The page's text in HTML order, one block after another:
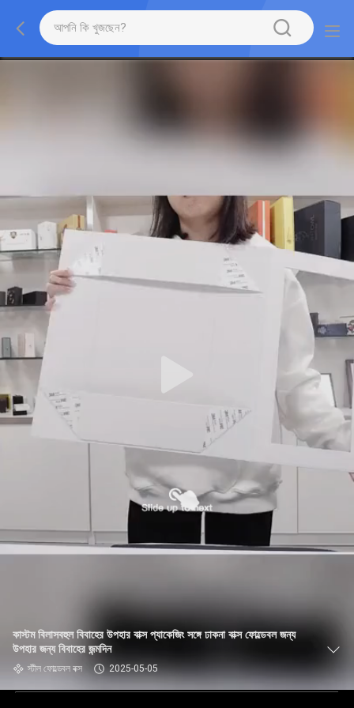
কাস্টম বিলাসবহুল বিবাহের উপহার বাক্স প্যাকেজিং সঙ্গে ঢাকনা বাক্স ফোল্ডেবল জন্য
উপহার জন্য বিবাহের জন্মদিন
স্টীল ফোল্ডেবল বক্স 2025-05-05